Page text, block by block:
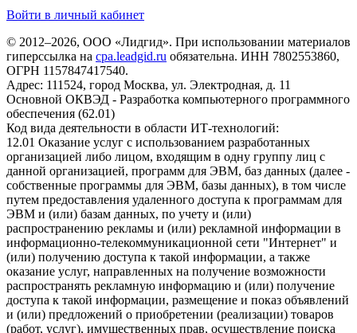
Войти в личный кабинет
© 2012–2026, ООО «Лидгид». При использовании материалов
гиперссылка на cpa.leadgid.ru обязательна. ИНН 7802553860,
ОГРН 1157847417540.
Адрес: 111524, город Москва, ул. Электродная, д. 11
Основной ОКВЭД - Разработка компьютерного программного
обеспечения (62.01)
Код вида деятельности в области ИТ-технологий:
12.01 Оказание услуг с использованием разработанных
организацией либо лицом, входящим в одну группу лиц с
данной организацией, программ для ЭВМ, баз данных (далее -
собственные программы для ЭВМ, базы данных), в том числе
путем предоставления удаленного доступа к программам для
ЭВМ и (или) базам данных, по учету и (или)
распространению рекламы и (или) рекламной информации в
информационно-телекоммуникационной сети "Интернет" и
(или) получению доступа к такой информации, а также
оказание услуг, направленных на получение возможности
распространять рекламную информацию и (или) получение
доступа к такой информации, размещение и показ объявлений
и (или) предложений о приобретении (реализации) товаров
(работ, услуг), имущественных прав, осуществление поиска